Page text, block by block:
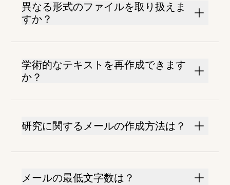
異なる形式のファイルを取り扱えま
すか？
学術的なテキストを再作成できます
か？
研究に関するメールの作成方法は？
メールの最低文字数は？